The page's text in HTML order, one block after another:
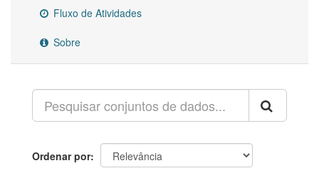
Fluxo de Atividades
Sobre
Ordenar por